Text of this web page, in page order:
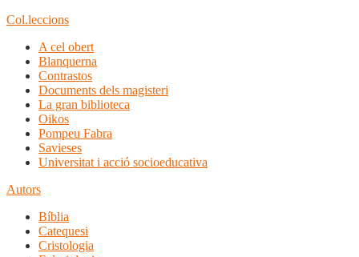
Col.leccions
A cel obert
Blanquerna
Contrastos
Documents dels magisteri
La gran biblioteca
Oikos
Pompeu Fabra
Savieses
Universitat i acció socioeducativa
Autors
Bíblia
Catequesi
Cristologia